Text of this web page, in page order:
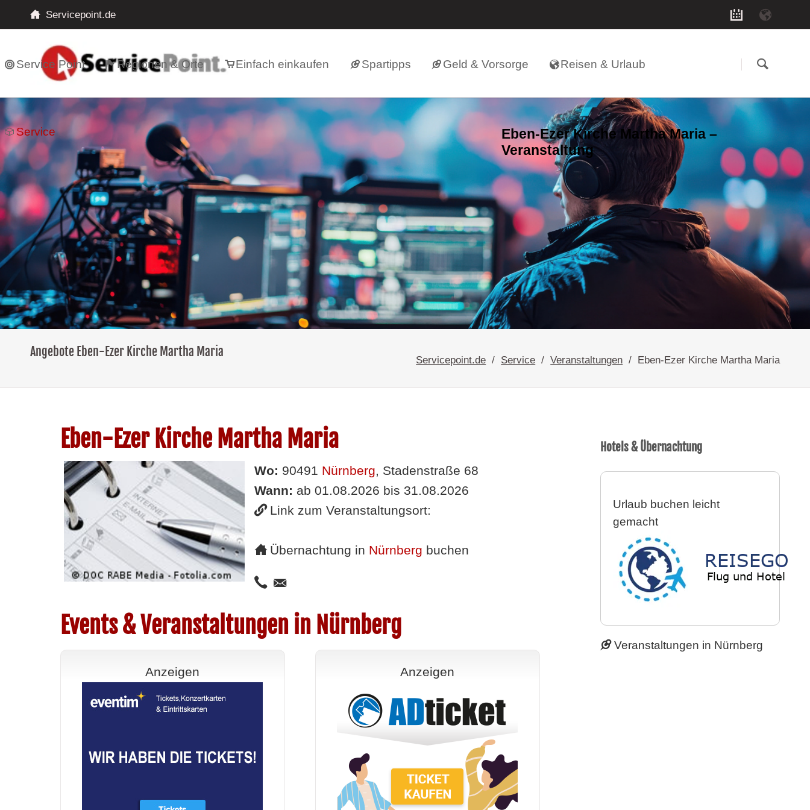
Servicepoint.de
Service Point Regionen & Orte Einfach einkaufen Spartipps Geld & Vorsorge Reisen & Urlaub
Service
Eben-Ezer Kirche Martha Maria –
Veranstaltung
Angebote Eben-Ezer Kirche Martha Maria
Servicepoint.de Service Veranstaltungen Eben-Ezer Kirche Martha Maria
Eben-Ezer Kirche Martha Maria
Wo: 90491 Nürnberg, Stadenstraße 68
Wann: ab 01.08.2026 bis 31.08.2026
Link zum Veranstaltungsort:
Übernachtung in Nürnberg buchen
Events & Veranstaltungen in Nürnberg
Anzeigen Anzeigen
Hotels & Übernachtung
Urlaub buchen leicht
gemacht
Veranstaltungen in Nürnberg